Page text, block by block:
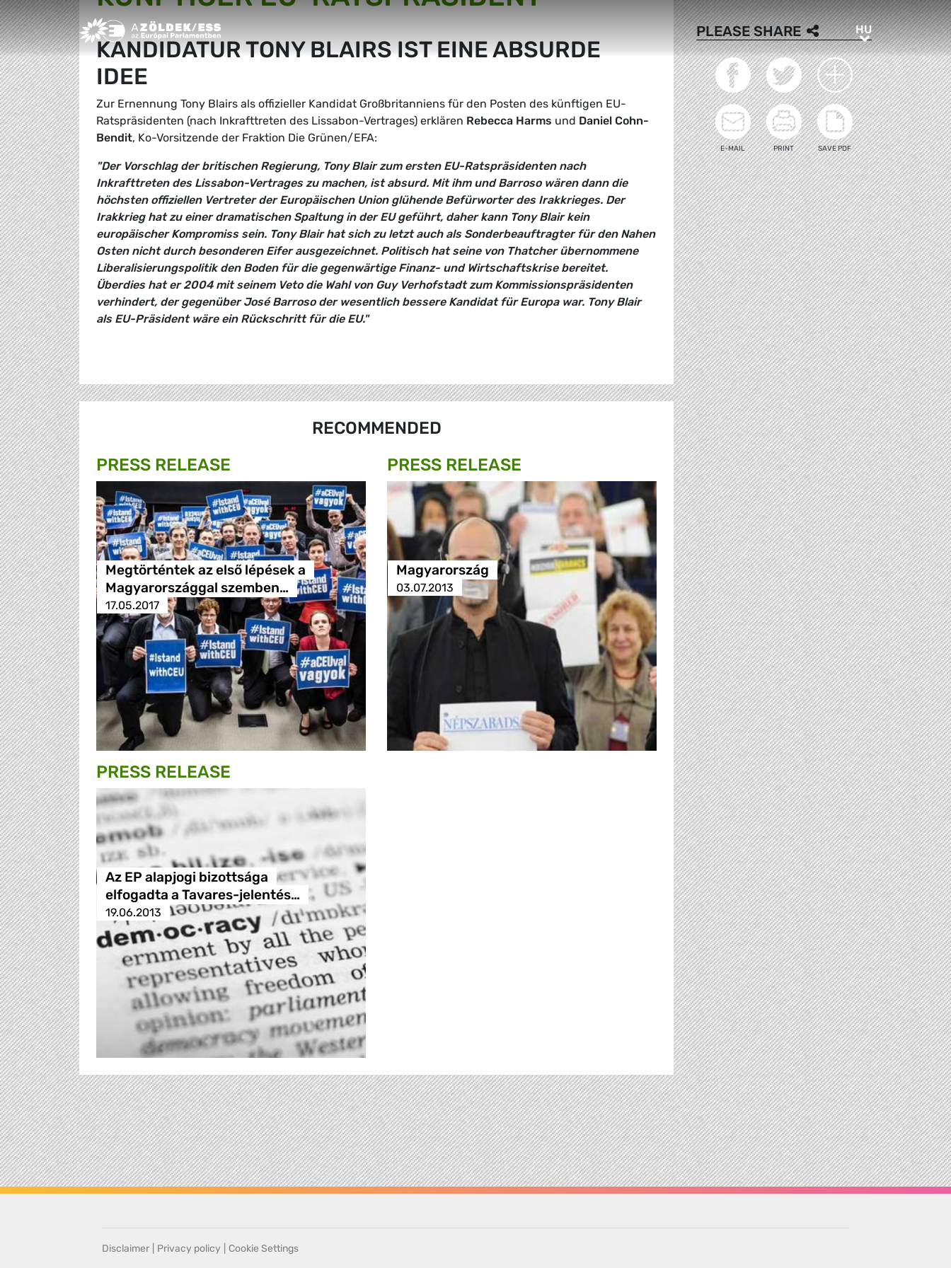
Greens/EFA Home HUHU
KANDIDATUR TONY BLAIRS IST EINE ABSURDE
IDEE
Zur Ernennung Tony Blairs als offizieller Kandidat Großbritanniens für den Posten des künftigen EU-
Ratspräsidenten (nach Inkrafttreten des Lissabon-Vertrages) erklären Rebecca Harms und Daniel Cohn-
Bendit, Ko-Vorsitzende der Fraktion Die Grünen/EFA:
"Der Vorschlag der britischen Regierung, Tony Blair zum ersten EU-Ratspräsidenten nach
Inkrafttreten des Lissabon-Vertrages zu machen, ist absurd. Mit ihm und Barroso wären dann die
höchsten offiziellen Vertreter der Europäischen Union glühende Befürworter des Irakkrieges. Der
Irakkrieg hat zu einer dramatischen Spaltung in der EU geführt, daher kann Tony Blair kein
europäischer Kompromiss sein. Tony Blair hat sich zu letzt auch als Sonderbeauftragter für den Nahen
Osten nicht durch besonderen Eifer ausgezeichnet. Politisch hat seine von Thatcher übernommene
Liberalisierungspolitik den Boden für die gegenwärtige Finanz- und Wirtschaftskrise bereitet.
Überdies hat er 2004 mit seinem Veto die Wahl von Guy Verhofstadt zum Kommissionspräsidenten
verhindert, der gegenüber José Barroso der wesentlich bessere Kandidat für Europa war. Tony Blair
als EU-Präsident wäre ein Rückschritt für die EU."
RECOMMENDED
PRESS RELEASE
Megtörténtek az első lépések a
Magyarországgal szemben…
17.05.2017
PRESS RELEASE
Magyarország
03.07.2013
PRESS RELEASE
Az EP alapjogi bizottsága
elfogadta a Tavares-jelentés…
19.06.2013
PLEASE SHARE
E-MAIL PRINT SAVE PDF
Disclaimer Privacy policy Cookie Settings